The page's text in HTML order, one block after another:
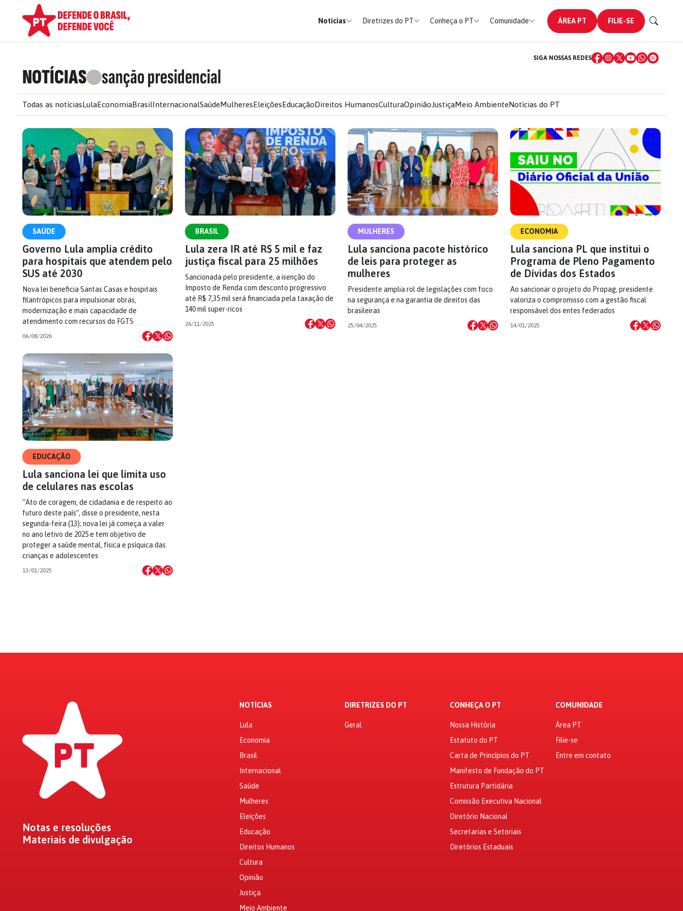
Notícias Diretrizes do PT Conheça o PT Comunidade ÁREA PT FILIE-SE
NOTÍCIAS sanção presidencial
SIGA NOSSAS REDES
Todas as notíciasLulaEconomiaBrasilInternacionalSaúdeMulheresEleiçõesEducaçãoDireitos HumanosCulturaOpiniãoJustiçaMeio AmbienteNotícias do PT
SAÚDE
Governo Lula amplia crédito
para hospitais que atendem pelo
SUS até 2030
Nova lei beneficia Santas Casas e hospitais
filantrópicos para impulsionar obras,
modernização e mais capacidade de
atendimento com recursos do FGTS
06/08/2026
BRASIL
Lula zera IR até R$ 5 mil e faz
justiça fiscal para 25 milhões
Sancionada pelo presidente, a isenção do
Imposto de Renda com desconto progressivo
até R$ 7,35 mil será financiada pela taxação de
140 mil super-ricos
26/11/2025
MULHERES
Lula sanciona pacote histórico
de leis para proteger as
mulheres
Presidente amplia rol de legislações com foco
na segurança e na garantia de direitos das
brasileiras
25/04/2025
ECONOMIA
Lula sanciona PL que institui o
Programa de Pleno Pagamento
de Dívidas dos Estados
Ao sancionar o projeto do Propag, presidente
valoriza o compromisso com a gestão fiscal
responsável dos entes federados
14/01/2025
EDUCAÇÃO
Lula sanciona lei que limita uso
de celulares nas escolas
“Ato de coragem, de cidadania e de respeito ao
futuro deste país”, disse o presidente, nesta
segunda-feira (13); nova lei já começa a valer
no ano letivo de 2025 e tem objetivo de
proteger a saúde mental, física e psíquica das
crianças e adolescentes
13/01/2025
Notas e resoluções
Materiais de divulgação
NOTÍCIAS
Lula
Economia
Brasil
Internacional
Saúde
Mulheres
Eleições
Educação
Direitos Humanos
Cultura
Opinião
Justiça
Meio Ambiente
DIRETRIZES DO PT
Geral
CONHEÇA O PT
Nossa História
Estatuto do PT
Carta de Princípios do PT
Manifesto de Fundação do PT
Estrutura Partidária
Comissão Executiva Nacional
Diretório Nacional
Secretarias e Setoriais
Diretórios Estaduais
COMUNIDADE
Área PT
Filie-se
Entre em contato